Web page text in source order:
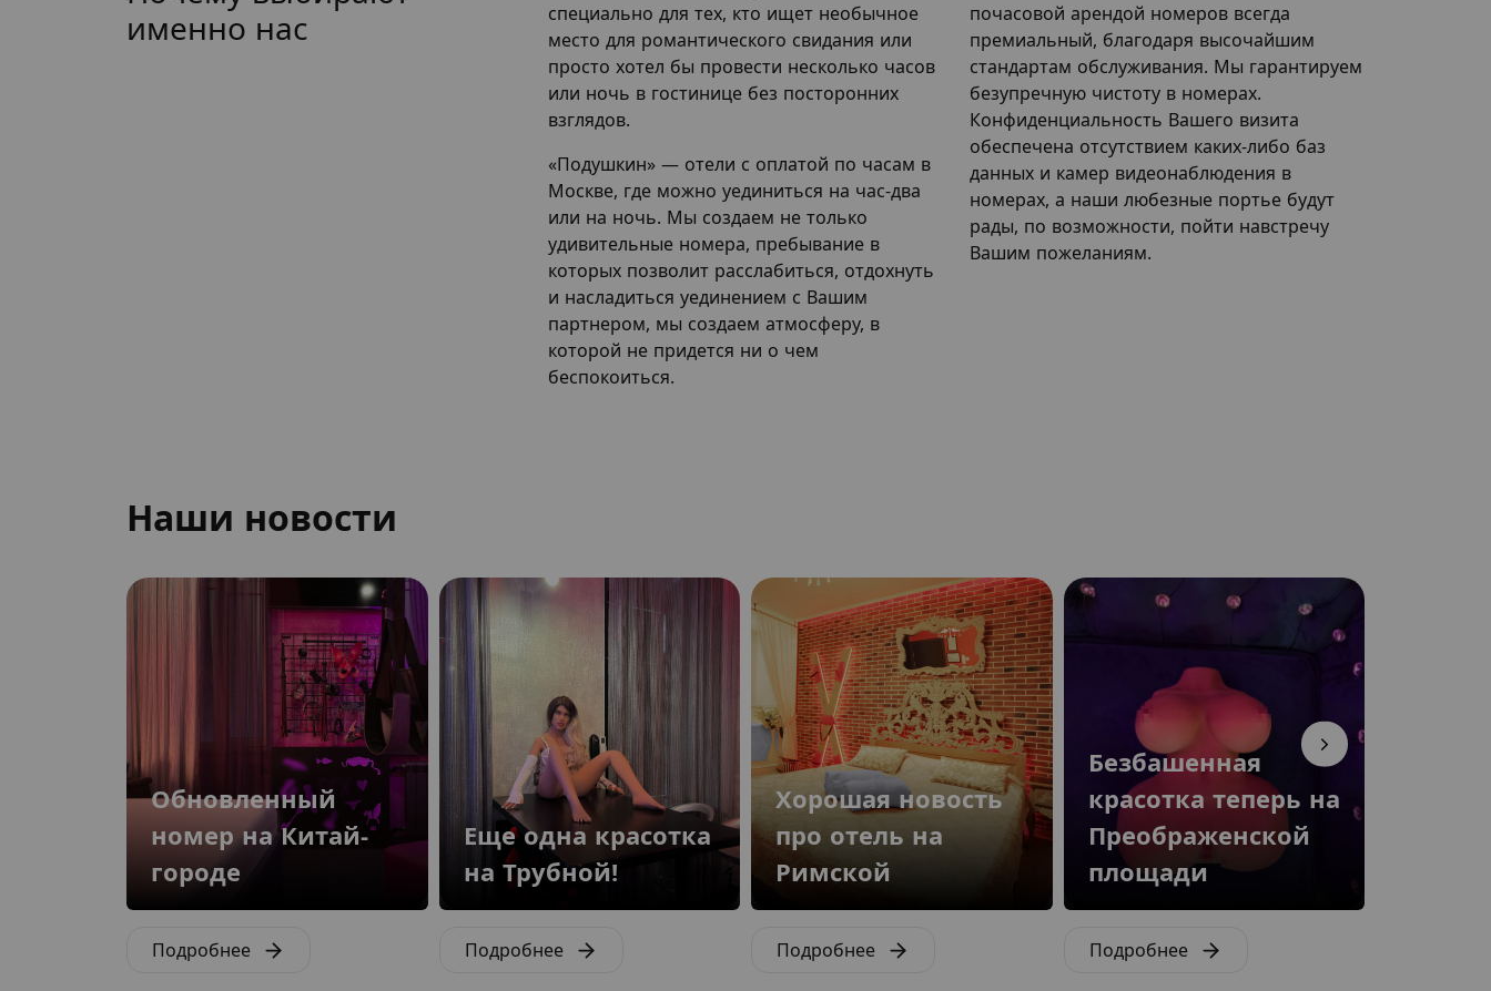
именно нас
специально для тех, кто ищет необычное
место для романтического свидания или
просто хотел бы провести несколько часов
или ночь в гостинице без посторонних
взглядов.
«Подушкин» — отели с оплатой по часам в
Москве, где можно уединиться на час-два
или на ночь. Мы создаем не только
удивительные номера, пребывание в
которых позволит расслабиться, отдохнуть
и насладиться уединением с Вашим
партнером, мы создаем атмосферу, в
которой не придется ни о чем
беспокоиться.
почасовой арендой номеров всегда
премиальный, благодаря высочайшим
стандартам обслуживания. Мы гарантируем
безупречную чистоту в номерах.
Конфиденциальность Вашего визита
обеспечена отсутствием каких-либо баз
данных и камер видеонаблюдения в
номерах, а наши любезные портье будут
рады, по возможности, пойти навстречу
Вашим пожеланиям.
Наши новости
Обновленный
номер на Китай-
городе
Подробнее
Еще одна красотка
на Трубной!
Подробнее
Хорошая новость
про отель на
Римской
Подробнее
Безбашенная
красотка теперь на
Преображенской
площади
Подробнее